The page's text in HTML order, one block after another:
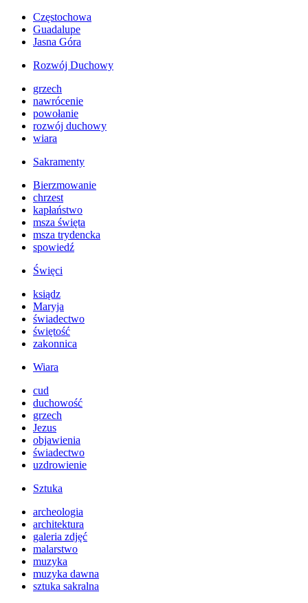
Częstochowa
Guadalupe
Jasna Góra
Rozwój Duchowy
grzech
nawrócenie
powołanie
rozwój duchowy
wiara
Sakramenty
Bierzmowanie
chrzest
kapłaństwo
msza święta
msza trydencka
spowiedź
Święci
ksiądz
Maryja
świadectwo
świętość
zakonnica
Wiara
cud
duchowość
grzech
Jezus
objawienia
świadectwo
uzdrowienie
Sztuka
archeologia
architektura
galeria zdjęć
malarstwo
muzyka
muzyka dawna
sztuka sakralna